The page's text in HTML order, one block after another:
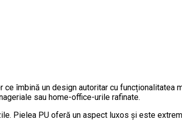
ce îmbină un design autoritar cu funcționalitatea
sau home-office-urile rafinate.
Pielea PU oferă un aspect luxos și este